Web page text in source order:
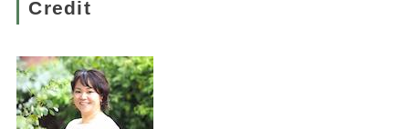
Credit